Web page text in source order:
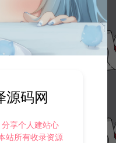
【逐梦西游】全套源码
：www.lyzwlkj.vip
源码网
享个人建站心
站所有收录资源